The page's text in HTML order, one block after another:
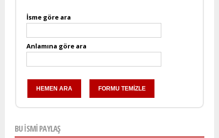
İsme göre ara
Anlamına göre ara
BU ISMI PAYLAŞ